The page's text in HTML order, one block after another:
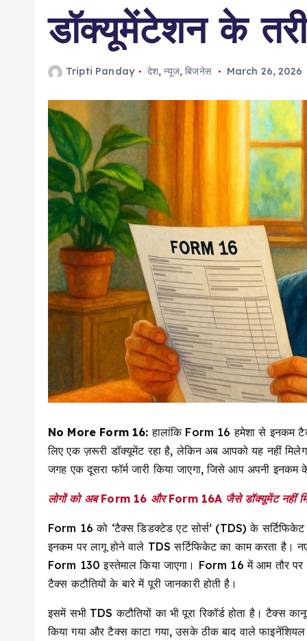
डॉक्यूमेंटेशन के
Tripti Panday देश,न्यूज,बिजनेस March 26, 2026
No More Form 16: हालांकि Form 16 हमेशा से इनकम
लिए एक ज़रूरी डॉक्यूमेंट रहा है, लेकिन अब आपको यह नहीं
जगह एक दूसरा फॉर्म जारी किया जाएगा, जिसे आप अपनी
लोगों को अब Form 16 और Form 16A जैसे डॉक्यूमेंट नहीं
Form 16 को ‘टैक्स डिडक्टेड एट सोर्स’ (TDS) के
इनकम पर लागू होने वाले TDS सर्टिफिकेट का काम करता
Form 130 इस्तेमाल किया जाएगा। Form 16 में आम तौर
टैक्स कटौतियों के बारे में पूरी जानकारी होती है।
इसमें सभी TDS कटौतियों का भी पूरा रिकॉर्ड होता है। टैक्स
किया गया और टैक्स काटा गया, उसके ठीक बाद वाले